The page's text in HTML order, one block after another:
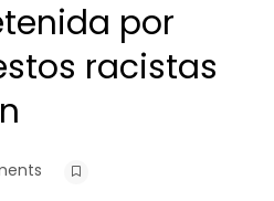
por
racistas